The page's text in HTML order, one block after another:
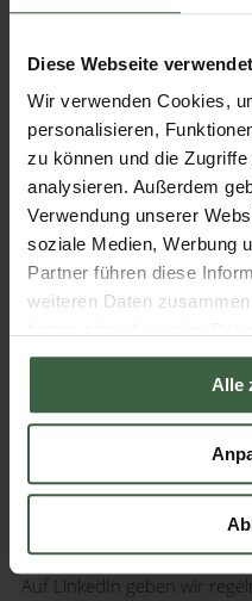
Diese Webseite
Wir verwenden Cookies,
personalisieren,
zu können und die
analysieren. Außerdem
Verwendung unserer
soziale Medien, Werbung
Partner führen diese
weiteren Daten
gesammelt haben.
Alle
Seit 2024 sind wir
Green Eventund laden Sie
Veranstaltung
Mehr Infos zu Green
Die Kothmühle
Auf LinkedIn geben wir